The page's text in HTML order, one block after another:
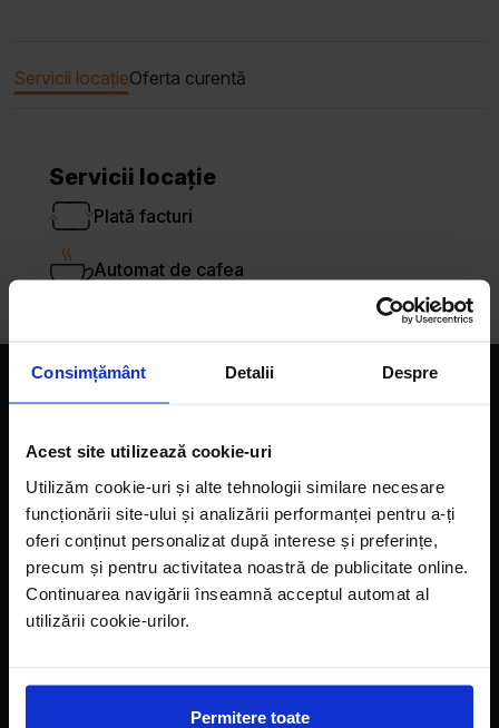
Consimțământ Detalii Despre
Acest site utilizează cookie-uri
Utilizăm cookie-uri și alte tehnologii similare necesare
funcționării site-ului și analizării performanței pentru a-ți
oferi conținut personalizat după interese și preferințe,
precum și pentru activitatea noastră de publicitate online.
Continuarea navigării înseamnă acceptul automat al
utilizării cookie-urilor.
Permitere toate
Servicii locațieOferta curentă
Servicii locație
Plată facturi
Automat de cafea
Magazine
Despre noi
LaDoiPași Extra
Hora reciclării
Contact